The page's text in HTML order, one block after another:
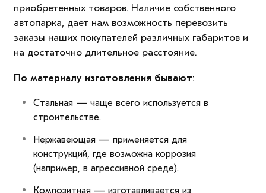
приобретенных товаров. Наличие собственного
автопарка, дает нам возможность перевозить
заказы наших покупателей различных габаритов и
на достаточно длительное расстояние.
По материалу изготовления бывают:
Стальная — чаще всего используется в
строительстве.
Нержавеющая — применяется для
конструкций, где возможна коррозия
(например, в агрессивной среде).
Композитная — изготавливается из